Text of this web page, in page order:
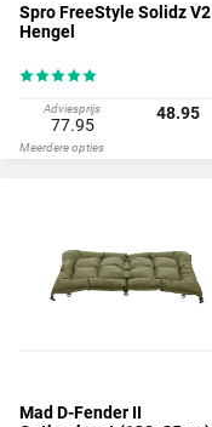
Spro FreeStyle Solidz V2
Hengel
Adviesprijs
77.95
48.95
Meerdere opties
Mad D-Fender II